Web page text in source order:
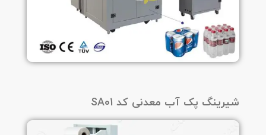
شیرینگ پک آب معدنی کد SA01